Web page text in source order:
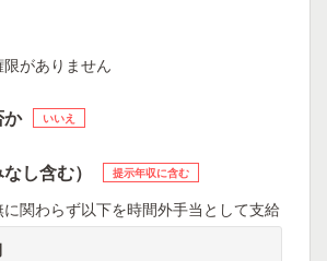
がありません
か いいえ
し含む） 提示年収に含む
関わらず以下を時間外手当として支給